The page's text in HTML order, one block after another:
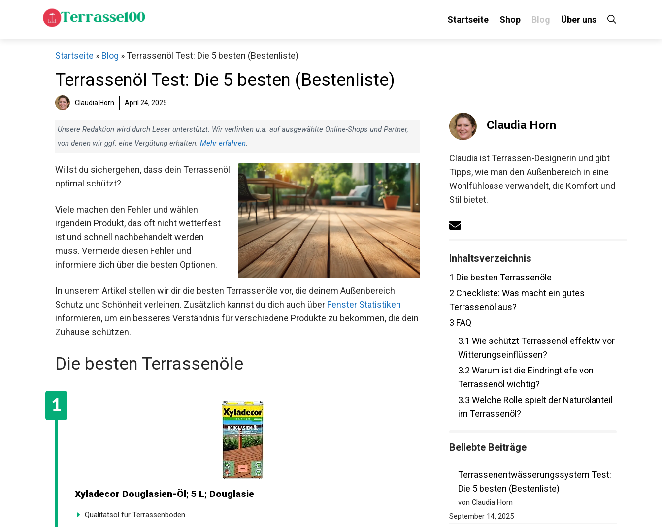
Startseite Shop Blog Über uns
Startseite » Blog »Terrassenöl Test: Die 5 besten (Bestenliste)
Terrassenöl Test: Die 5 besten (Bestenliste)
Claudia Horn April 24, 2025
Unsere Redaktion wird durch Leser unterstützt. Wir verlinken u.a. auf ausgewählte Online-Shops und Partner,
von denen wir ggf. eine Vergütung erhalten. Mehr erfahren.
Willst du sichergehen, dass dein Terrassenöl
optimal schützt?
Viele machen den Fehler und wählen
irgendein Produkt, das oft nicht wetterfest
ist und schnell nachbehandelt werden
muss. Vermeide diesen Fehler und
informiere dich über die besten Optionen.
In unserem Artikel stellen wir dir die besten Terrassenöle vor, die deinem Außenbereich
Schutz und Schönheit verleihen. Zusätzlich kannst du dich auch über Fenster Statistiken
informieren, um ein besseres Verständnis für verschiedene Produkte zu bekommen, die dein
Zuhause schützen.
Die besten Terrassenöle
Xyladecor Douglasien-Öl; 5 L; Douglasie
Qualitätsöl für Terrassenböden
Claudia Horn
Claudia ist Terrassen-Designerin und gibt
Tipps, wie man den Außenbereich in eine
Wohlfühloase verwandelt, die Komfort und
Stil bietet.
Inhaltsverzeichnis
1 Die besten Terrassenöle
2 Checkliste: Was macht ein gutes
Terrassenöl aus?
3 FAQ
3.1 Wie schützt Terrassenöl effektiv vor
Witterungseinflüssen?
3.2 Warum ist die Eindringtiefe von
Terrassenöl wichtig?
3.3 Welche Rolle spielt der Naturölanteil
im Terrassenöl?
Beliebte Beiträge
Terrassenentwässerungssystem Test:
Die 5 besten (Bestenliste)
von Claudia Horn
September 14, 2025